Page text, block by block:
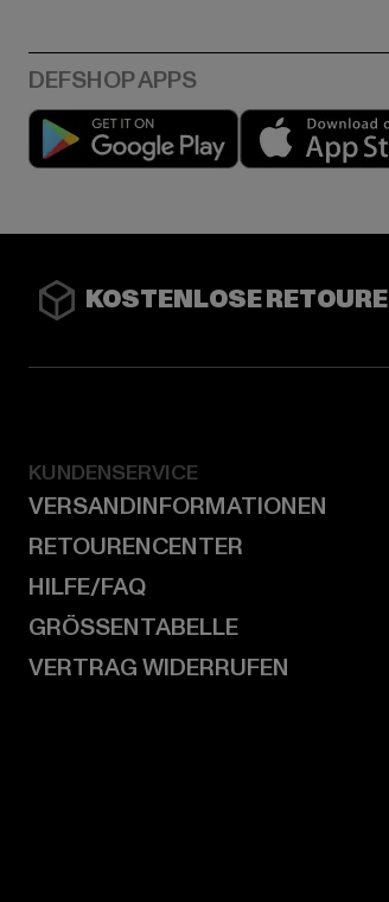
Play market
KOSTENLOSE RETOURE
KUNDENSERVICE
VERSANDINFORMATIONEN
RETOURENCENTER
HILFE/FAQ
GRÖSSENTABELLE
VERTRAG WIDERRUFEN